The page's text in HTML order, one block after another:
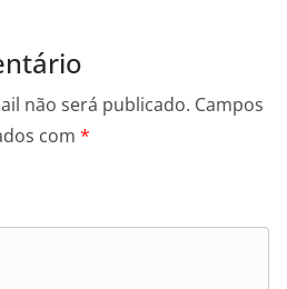
não será publicado. Campos
com *